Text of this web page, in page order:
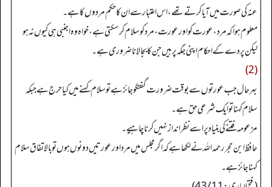
عنہ کی صورت میں آیا کرتے تھے، اس اعتبار سے ان کا حکم مردوں کا ہے۔
معلوم ہوا کہ مرد،عورت کو اور عورت، مرد کو سلام کر سکتی ہے، خواہ وہ اجنبی ہی کیوں نہ ہو
لیکن پردے کے احکام اپنی جگہ پر ہیں جن کا بجالانا ضروری ہے۔
(2)
بہرحال جب عورتوں سے بوقت ضرورت گفتگو جائز ہے تو سلام کہنے میں کیا حرج ہے جبکہ
سلام کہنا تو ایک شرعی حق ہے۔
مزعومہ فتنے کی بنیاد پر اسے نظر انداز نہیں کرنا چاہیے۔
حافظ ابن حجر رحمہ اللہ نے لکھا ہے کہ اگر مجلس میں مرد اور عورتیں دونوں ہوں تو بالا تفاق سلام
کہنا جائز ہے۔